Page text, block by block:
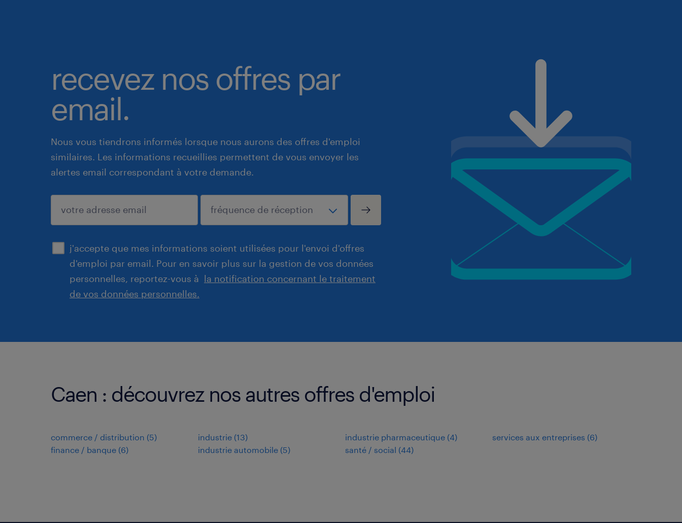
recevez nos offres par
email.
Nous vous tiendrons informés lorsque nous aurons des offres d'emploi
similaires. Les informations recueillies permettent de vous envoyer les
alertes email correspondant à votre demande.
j'accepte que mes informations soient utilisées pour l'envoi d'offres
d'emploi par email. Pour en savoir plus sur la gestion de vos données
personnelles, reportez-vous à la notification concernant le traitement
de vos données personnelles.
enregistrer
Caen : découvrez nos autres offres d'emploi
commerce / distribution (5)
finance / banque (6)
industrie (13)
industrie automobile (5)
industrie pharmaceutique (4)
santé / social (44)
services aux entreprises (6)